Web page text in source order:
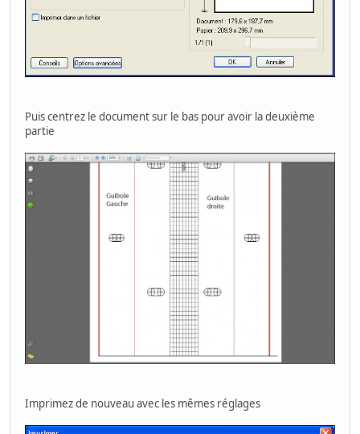
Puis centrez le document sur le bas pour avoir la deuxième
partie
Imprimez de nouveau avec les mêmes réglages